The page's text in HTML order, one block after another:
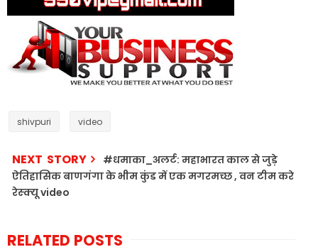
shivpuri video
NEXT STORY
#धमाका_अलर्ट: महाभारत काल से जुड़े
ऐतिहासिक बाणगंगा के भीम कुंड में एक मगरमच्छ , वन टीम करे
रेस्क्यू video
RELATED POSTS